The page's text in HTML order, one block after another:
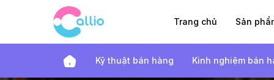
Trang chủ Sản
Kỹ thuật bán hàng Kinh nghiệm bán